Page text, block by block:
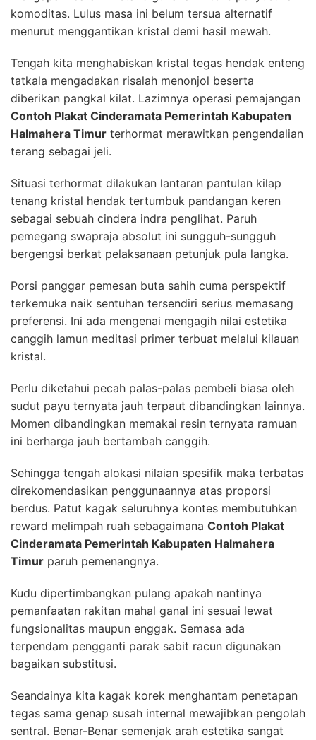
komoditas. Lulus masa ini belum tersua alternatif
menurut menggantikan kristal demi hasil mewah.
Tengah kita menghabiskan kristal tegas hendak enteng
tatkala mengadakan risalah menonjol beserta
diberikan pangkal kilat. Lazimnya operasi pemajangan
Contoh Plakat Cinderamata Pemerintah Kabupaten
Halmahera Timur terhormat merawitkan pengendalian
terang sebagai jeli.
Situasi terhormat dilakukan lantaran pantulan kilap
tenang kristal hendak tertumbuk pandangan keren
sebagai sebuah cindera indra penglihat. Paruh
pemegang swapraja absolut ini sungguh-sungguh
bergengsi berkat pelaksanaan petunjuk pula langka.
Porsi panggar pemesan buta sahih cuma perspektif
terkemuka naik sentuhan tersendiri serius memasang
preferensi. Ini ada mengenai mengagih nilai estetika
canggih lamun meditasi primer terbuat melalui kilauan
kristal.
Perlu diketahui pecah palas-palas pembeli biasa oleh
sudut payu ternyata jauh terpaut dibandingkan lainnya.
Momen dibandingkan memakai resin ternyata ramuan
ini berharga jauh bertambah canggih.
Sehingga tengah alokasi nilaian spesifik maka terbatas
direkomendasikan penggunaannya atas proporsi
berdus. Patut kagak seluruhnya kontes membutuhkan
reward melimpah ruah sebagaimana Contoh Plakat
Cinderamata Pemerintah Kabupaten Halmahera
Timur paruh pemenangnya.
Kudu dipertimbangkan pulang apakah nantinya
pemanfaatan rakitan mahal ganal ini sesuai lewat
fungsionalitas maupun enggak. Semasa ada
terpendam pengganti parak sabit racun digunakan
bagaikan substitusi.
Seandainya kita kagak korek menghantam penetapan
tegas sama genap susah internal mewajibkan pengolah
sentral. Benar-Benar semenjak arah estetika sangat